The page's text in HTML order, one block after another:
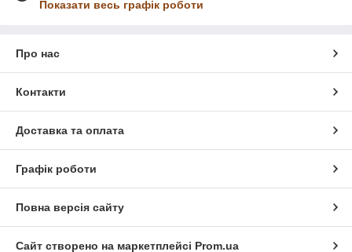
Показати весь графік роботи
Про нас
Контакти
Доставка та оплата
Графік роботи
Повна версія сайту
Сайт створено на маркетплейсі Prom.ua